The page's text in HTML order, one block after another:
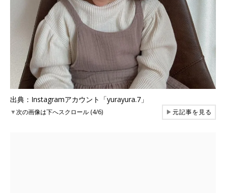
出典：Instagramアカウント「yurayura.7」
▼次の画像は下へスクロール (4/6) ▶元記事を見る